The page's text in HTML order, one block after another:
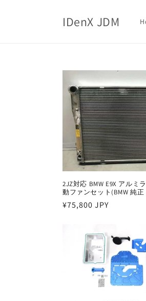
IDenX JDM
2JZ対応 BMW E9X アルミ
動ファンセット(BMW 純正
Regular
¥75,800 JPY